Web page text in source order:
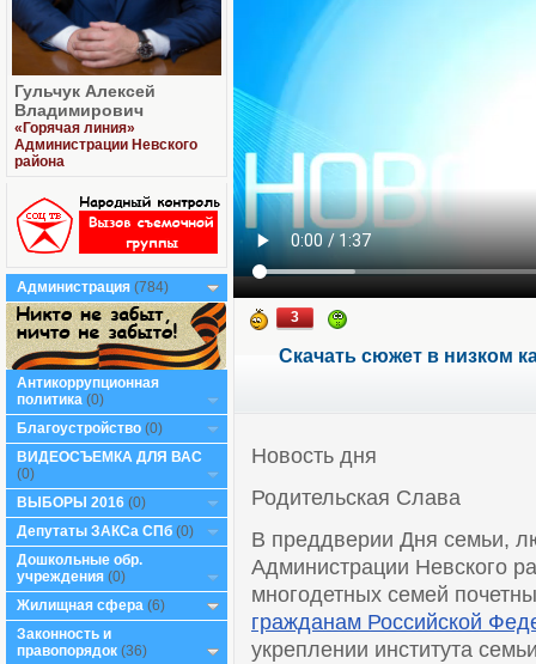
Гульчук Алексей
Владимирович
«Горячая линия»
Администрации Невского
района
Администрация (784)
Антикоррупционная
политика (0)
Благоустройство (0)
ВИДЕОСЪЕМКА ДЛЯ ВАС
(0)
ВЫБОРЫ 2016 (0)
Депутаты ЗАКСа СПб (0)
Дошкольные обр.
учреждения (0)
Жилищная сфера (6)
Законность и
правопорядок (36)
3
Скачать сюжет в низком
Новость дня
Родительская Слава
В преддверии Дня семьи,
Администрации Невского
многодетных семей
гражданам Российской
укреплении института